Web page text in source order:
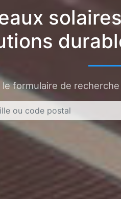
le formulaire de